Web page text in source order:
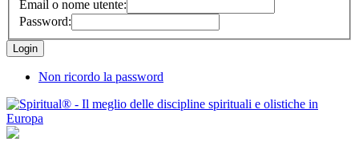
Email o nome utente:
Password:
Non ricordo la password